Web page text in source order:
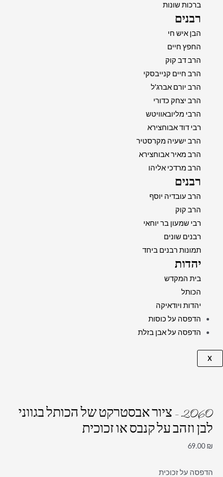
ברכות שונות
רבנים
הבן איש חי
החפץ חיים
הרב דב קוק
הרב חיים קנייבסקי
הרב יורם אברג'ל
הרב יצחק כדורי
הרבי מליובאוויטש
רבי דוד אבוחצירא
הרב ישעיה מקרסטיר
הרב מאיר אבוחצירא
הרב מרדכי אליהו
רבנים
הרב עובדיה יוסף
הרב קוק
רבי שמעון בר יוחאי
רבנים שונים
תמונות רבנים ביחד
יהדות
בית המקדש
הכותל
יהדות ויודאיקה
הדפסה על כוסות
הדפסה על אבן בזלת
X
2060 – ציור אבסטרקט של הכותל בגווני
לבן וזהב על קנבס או זכוכית
69.00 ₪
הדפסה על זכוכית